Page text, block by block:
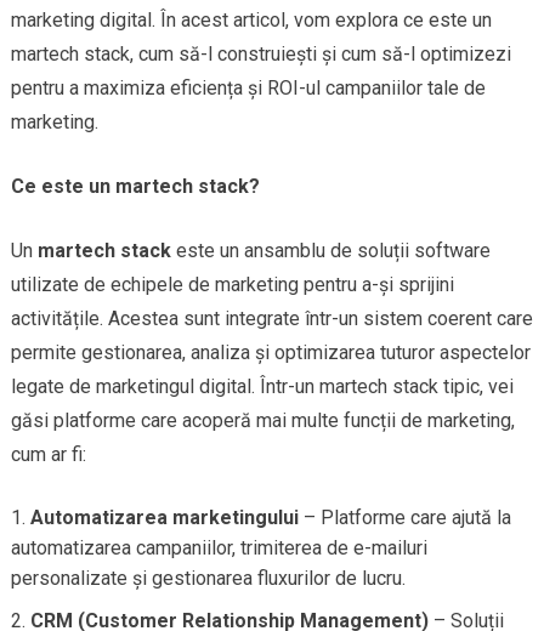
marketing digital. În acest articol, vom explora ce este un
martech stack, cum să-l construiești și cum să-l optimizezi
pentru a maximiza eficiența și ROI-ul campaniilor tale de
marketing.
Ce este un martech stack?
Un martech stackeste un ansamblu de soluții software
utilizate de echipele de marketing pentru a-și sprijini
activitățile. Acestea sunt integrate într-un sistem coerent care
permite gestionarea, analiza și optimizarea tuturor aspectelor
legate de marketingul digital. Într-un martech stack tipic, vei
găsi platforme care acoperă mai multe funcții de marketing,
cum ar fi:
Automatizarea marketingului– Platforme care ajută la
automatizarea campaniilor, trimiterea de e-mailuri
personalizate și gestionarea fluxurilor de lucru.
CRM (Customer Relationship Management)– Soluții